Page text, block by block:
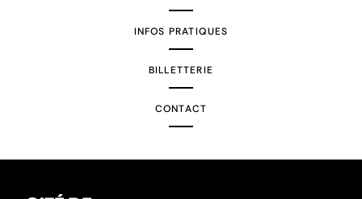
INFOS PRATIQUES
BILLETTERIE
CONTACT